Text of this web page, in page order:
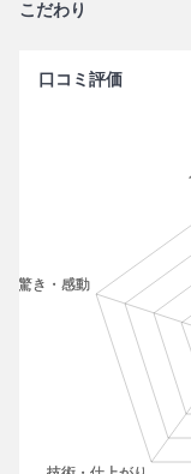
こだわり
口コミ評価